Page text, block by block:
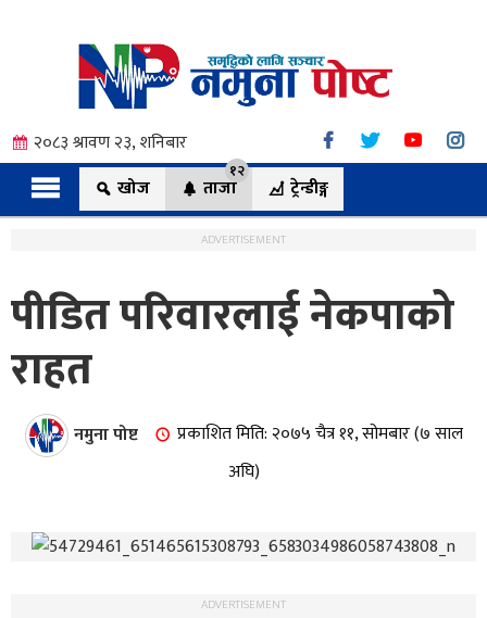
२०८३ श्रावण २३, शनिबार
खोज
ताजा
१२
ट्रेन्डीङ्ग
ADVERTISEMENT
पीडित परिवारलाई नेकपाको
राहत
नमुना पोष्ट
प्रकाशित मिति: २०७५ चैत्र ११, सोमबार (७ साल
अघि)
ADVERTISEMENT